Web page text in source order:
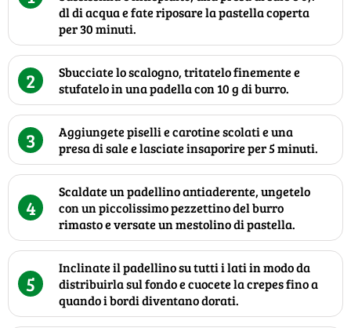
dl di acqua e fate riposare la pastella coperta
per 30 minuti.
2
Sbucciate lo scalogno, tritatelo finemente e
stufatelo in una padella con 10 g di burro.
3
Aggiungete piselli e carotine scolati e una
presa di sale e lasciate insaporire per 5 minuti.
4
Scaldate un padellino antiaderente, ungetelo
con un piccolissimo pezzettino del burro
rimasto e versate un mestolino di pastella.
5
Inclinate il padellino su tutti i lati in modo da
distribuirla sul fondo e cuocete la crepes fino a
quando i bordi diventano dorati.